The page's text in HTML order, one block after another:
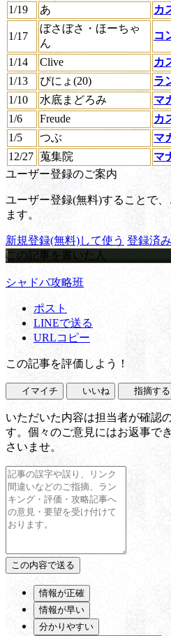
1/19
あ カ
1/17
ぼさぼさ・ほーちゃ
ん
コ
1/14 Clive
カ
1/13
ぴにょ(20)
ラ
1/10
水底まどろみ
マ
1/6
Freude
カ
1/5
つぶ
マ
12/27 蒐集院
マ
ユーザー登録のご案内
ユーザー登録(無料)することで
ます。
新規登録(無料)して使う 登録済
この記事を書いた人
シャドバ攻略班
ポスト
LINEで送る
URLコピー
この記事を評価しよう！
イマイチ いいね 指摘する
いただいた内容は担当者が確認
す。個々のご意見にはお返事で
さいませ。
情報が正確
情報が早い
分かりやすい